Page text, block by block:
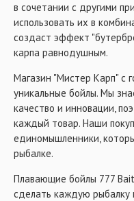
в сочетании с другими
использовать их в
создаст эффект
карпа равнодушным.
Магазин "Мистер Карп" с
уникальные бойлы. Мы
качество и инновации,
каждый товар. Наши
единомышленники,
рыбалке.
Плавающие бойлы 777
сделать каждую рыбалку